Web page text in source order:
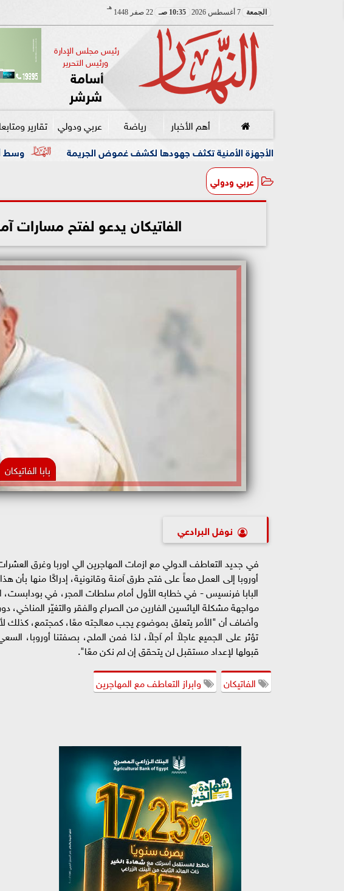
الجمعة 7 أغسطس 2026 10:35 صـ 22 صفر 1448
هـ
رئيس مجلس الإدارة
ورئيس التحرير
أسامة
شرشر
أهم الأخبار رياضة عربي ودولي تقارير
وسط أجواء مبهجة الأمنية تكثف جهودها لكشف غموض الجريمة
عربي ودولي
الفاتيكان يدعو لفتح مسارات
بابا الفاتيكان
نوفل البرادعي
في جديد التعاطف الدولي مع ازمات المهاجرين الي اوربا وغرق
أوروبا إلى العمل معاً على فتح طرق آمنة وقانونية، إدراكًا منها بأن
البابا فرنسيس - في خطابه الأول أمام سلطات المجر، في بودابست،
مواجهة مشكلة اليائسين الفارين من الصراع والفقر والتغيّر المناخي،
وأضاف أن "الأمر يتعلق بموضوع يجب معالجته معًا، كمجتمع، كذلك
تؤثر على الجميع عاجلاً أم آجلاً، لذا فمن الملح، بصفتنا أوروبا،
قبولها لإعداد مستقبل لن يتحقق إن لم نكن معًا".
الفاتيكان
وابراز التعاطف مع المهاجرين